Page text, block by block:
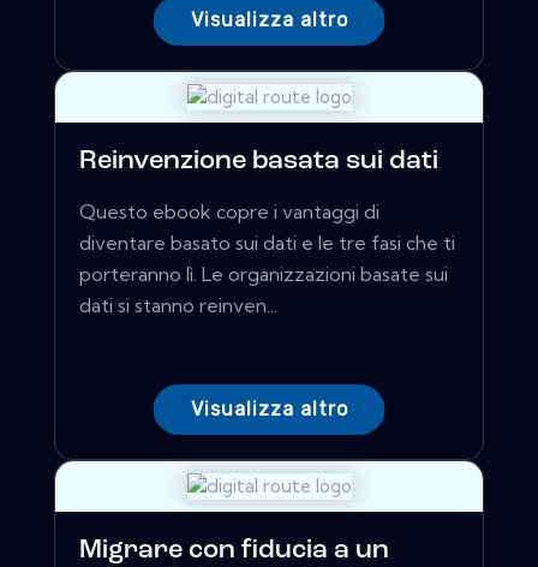
Visualizza altro
Reinvenzione basata sui dati
Questo ebook copre i vantaggi di
diventare basato sui dati e le tre fasi che ti
porteranno lì. Le organizzazioni basate sui
dati si stanno reinven...
Visualizza altro
Migrare con fiducia a un